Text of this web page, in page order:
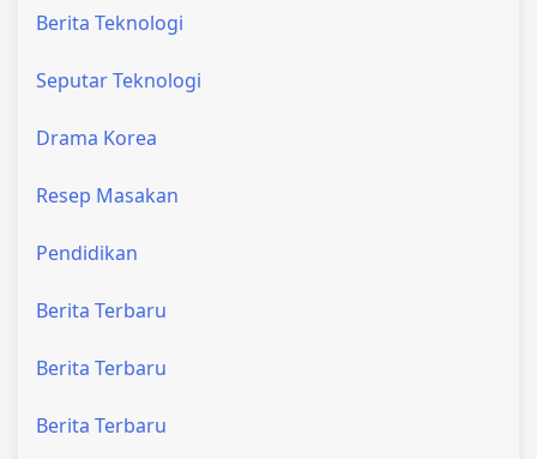
Berita Teknologi
Seputar Teknologi
Drama Korea
Resep Masakan
Pendidikan
Berita Terbaru
Berita Terbaru
Berita Terbaru